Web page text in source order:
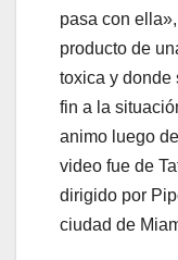
pasa con
producto de
toxica y donde
fin a la
animo luego
video fue de
dirigido por
ciudad de